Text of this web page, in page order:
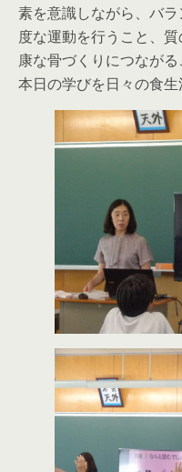
素を意識しながら、バ
度な運動を行うこと、
康な骨づくりにつながる
本日の学びを日々の食生